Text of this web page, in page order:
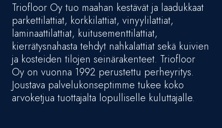
Triofloor Oy tuo maahan kestävät ja laadukkaat
parkettilattiat, korkkilattiat, vinyylilattiat,
laminaattilattiat, kuitusementtilattiat,
kierrätysnahasta tehdyt nahkalattiat sekä kuivien
ja kosteiden tilojen seinärakenteet. Triofloor
Oy on vuonna 1992 perustettu perheyritys.
Joustava palvelukonseptimme tukee koko
arvoketjua tuottajalta lopulliselle kuluttajalle.